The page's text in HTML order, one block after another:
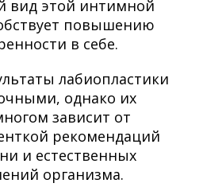
вид этой интимной
повышению
в себе.
лабиопластики
однако их
зависит от
рекомендаций
и естественных
организма.